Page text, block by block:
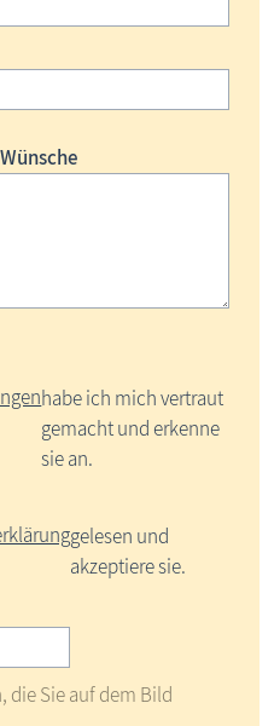
habe ich mich vertraut
gemacht und erkenne
sie an.
gelesen und
akzeptiere sie.
die Sie auf dem Bild